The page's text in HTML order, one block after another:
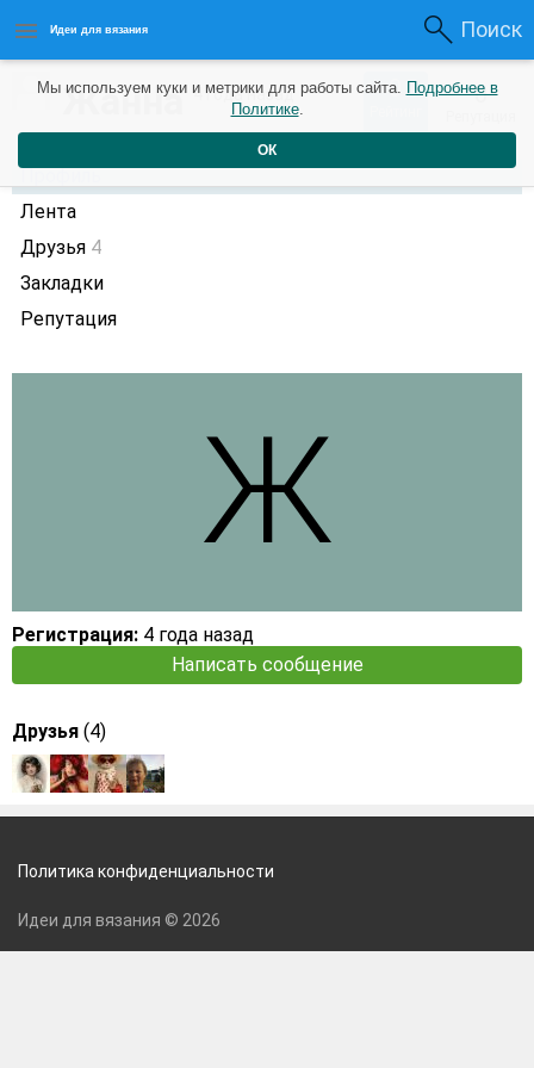
Идеи для вязания Поиск
Жанна 4 года назад 0 0
Профиль
Лента
Друзья 4
Закладки
Репутация
Регистрация: 4 года назад
Написать сообщение
Друзья (4)
Мы используем куки и метрики для работы сайта. Подробнее в
Политике.
ОК
Политика конфиденциальности
Идеи для вязания © 2026